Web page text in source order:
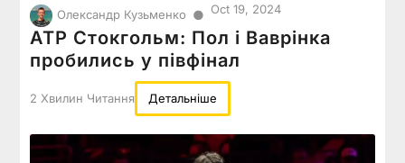
Олександр Кузьменко ● Oct 19, 2024
ATP Стокгольм: Пол і Ваврінка
пробились у півфінал
2 Хвилин Читання Детальніше